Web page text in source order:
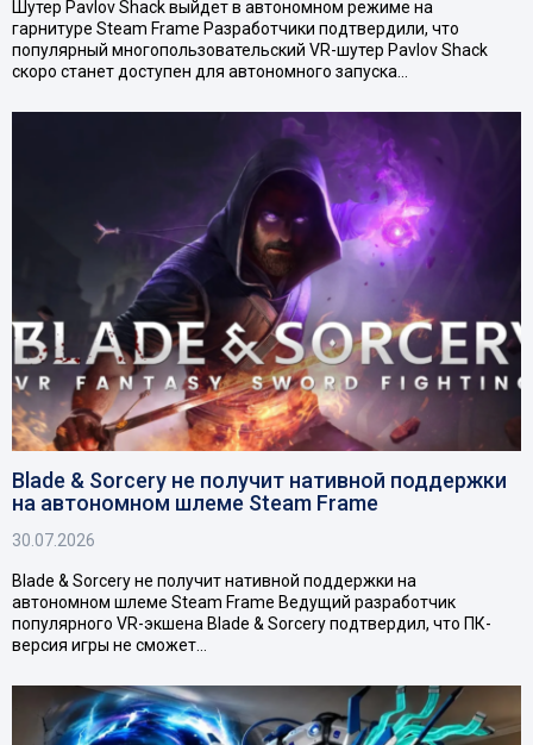
Шутер Pavlov Shack выйдет в автономном режиме на
гарнитуре Steam Frame Разработчики подтвердили, что
популярный многопользовательский VR-шутер Pavlov Shack
скоро станет доступен для автономного запуска…
Blade & Sorcery не получит нативной поддержки
на автономном шлеме Steam Frame
30.07.2026
Blade & Sorcery не получит нативной поддержки на
автономном шлеме Steam Frame Ведущий разработчик
популярного VR-экшена Blade & Sorcery подтвердил, что ПК-
версия игры не сможет…